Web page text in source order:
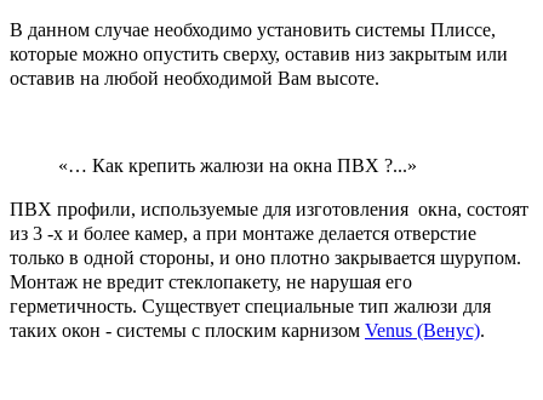
В данном случае необходимо установить системы Плиссе,
которые можно опустить сверху, оставив низ закрытым или
оставив на любой необходимой Вам высоте.
«… Как крепить жалюзи на окна ПВХ ?...»
ПВХ профили, используемые для изготовления окна, состоят
из 3 -х и более камер, а при монтаже делается отверстие
только в одной стороны, и оно плотно закрывается шурупом.
Монтаж не вредит стеклопакету, не нарушая его
герметичность. Существует специальные тип жалюзи для
таких окон - системы с плоским карнизом Venus (Венус).